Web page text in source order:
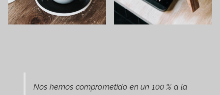
Nos hemos comprometido en un 100 % a la